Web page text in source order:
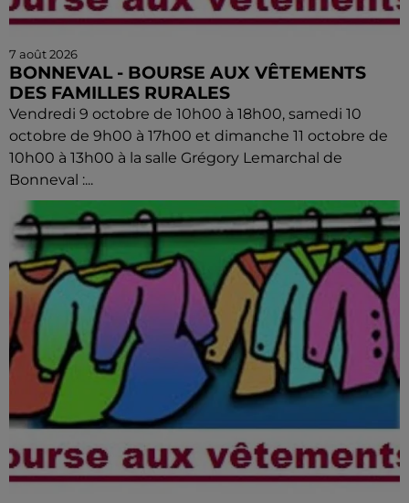
7 août 2026
BONNEVAL - BOURSE AUX VÊTEMENTS
DES FAMILLES RURALES
Vendredi 9 octobre de 10h00 à 18h00, samedi 10
octobre de 9h00 à 17h00 et dimanche 11 octobre de
10h00 à 13h00 à la salle Grégory Lemarchal de
Bonneval :...